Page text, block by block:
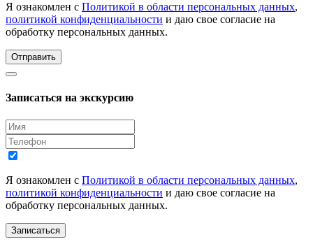
Я ознакомлен с Политикой в области персональных данных,
политикой конфиденциальности и даю свое согласие на
обработку персональных данных.
Отправить
Записаться на экскурсию
Я ознакомлен с Политикой в области персональных данных,
политикой конфиденциальности и даю свое согласие на
обработку персональных данных.
Записаться